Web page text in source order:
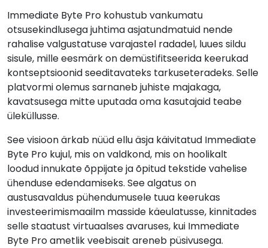
Immediate Byte Pro kohustub vankumatu
otsusekindlusega juhtima asjatundmatuid nende
rahalise valgustatuse varajastel radadel, luues sildu
sisule, mille eesmärk on demüstifitseerida keerukad
kontseptsioonid seeditavateks tarkuseteradeks. Selle
platvormi olemus sarnaneb juhiste majakaga,
kavatsusega mitte uputada oma kasutajaid teabe
üleküllusse.
See visioon ärkab nüüd ellu äsja käivitatud Immediate
Byte Pro kujul, mis on valdkond, mis on hoolikalt
loodud innukate õppijate ja õpitud tekstide vahelise
ühenduse edendamiseks. See algatus on
austusavaldus pühendumusele tuua keerukas
investeerimismaailm masside käeulatusse, kinnitades
selle staatust virtuaalses avaruses, kui Immediate
Byte Pro ametlik veebisait areneb püsivusega.